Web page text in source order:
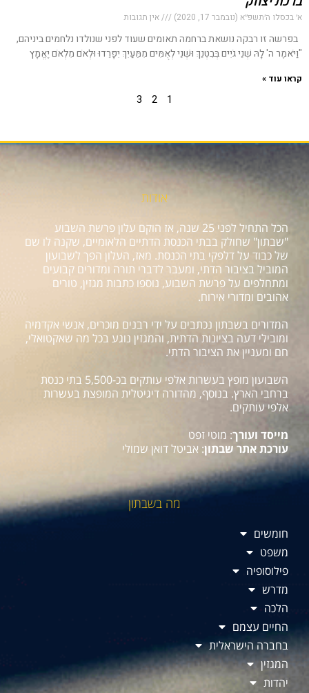
א׳ בכסלו ה׳תשפ״א (נובמבר 17, 2020) אין תגובות
בפרשה זו רבקה נושאת ברחמה תאומים שעוד לפני שנולדו נלחמים ביניהם,
"וַיֹּאמֶר ה' לָהּ שְׁנֵי גֹיִים בְּבִטְנֵךְ וּשְׁנֵי לְאֻמִּים מִמֵּעַיִךְ יִפָּרֵדוּ וּלְאֹם מִלְאֹם יֶאֱמָץ
קראו עוד »
1
2
3
אודות
הכל התחיל לפני 25 שנה, אז הוקם עלון פרשת השבוע
"שבתון" שחולק בבתי הכנסת הדתיים הלאומיים, שקנה לו שם
של כבוד על דלפקי בתי הכנסת. מאז, העלון הפך לשבועון
המוביל בציבור הדתי, ומעבר לדברי תורה ומדורים קבועים
ומתחלפים על פרשת השבוע, נוספו כתבות מגזין, טורים
אהובים ומדורי אירוח.
המדורים בשבתון נכתבים על ידי רבנים מוכרים, אנשי אקדמיה
ומובילי דעה בציונות הדתית, והמגזין נוגע בכל מה שאקטואלי,
חם ומעניין את הציבור הדתי.
השבועון מופץ בעשרות אלפי עותקים בכ-5,500 בתי כנסת
ברחבי הארץ. בנוסף, מהדורה דיגיטלית המופצת בעשרות
אלפי עותקים.
מייסד ועורך: מוטי זפט
עורכת אתר שבתון: אביטל דואן שמולי
מה בשבתון
חומשים
משפט
פילוסופיה
מדרש
הלכה
החיים עצמם
בחברה הישראלית
המגזין
יהדות